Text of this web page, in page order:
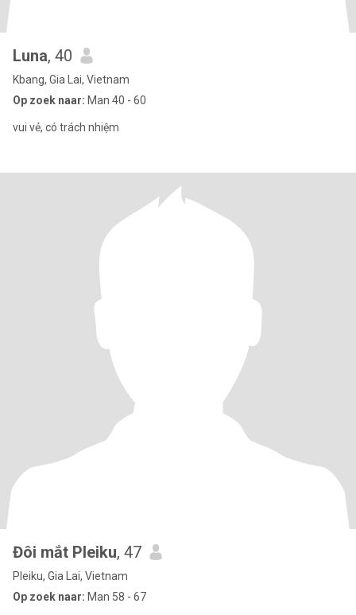
Luna, 40
Kbang, Gia Lai, Vietnam
Op zoek naar: Man 40 - 60
vui vẻ, có trách nhiệm
Đôi mắt Pleiku, 47
Pleiku, Gia Lai, Vietnam
Op zoek naar: Man 58 - 67